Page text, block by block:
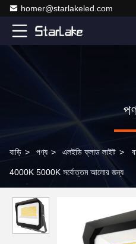
homer@starlakeled.com
বাড়ি > পণ্য > এলইডি ফ্লাড লাইট >
4000K 5000K সর্বোত্তম আলোর জন্য